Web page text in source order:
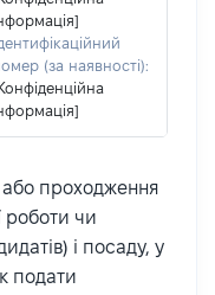
(за наявності):
або проходження
роботи чи
і посаду, у
подати